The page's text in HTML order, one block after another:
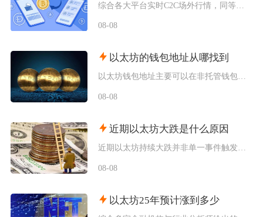
08-08
以太坊的钱包地址从哪找到
以太坊钱包地址主要可以在非托管钱包客户端、硬件钱包配套软件、交易所资产充值页面找到，地址统
08-08
近期以太坊大跌是什么原因
08-08
以太坊25年预计涨到多少